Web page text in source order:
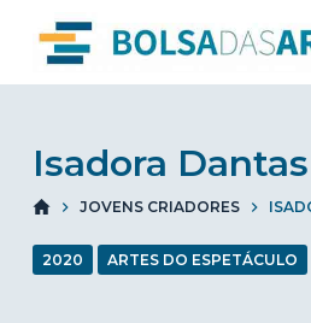
i
c
o
n
Isadora Dantas
JOVENS CRIADORES
2020 ARTES DO ESPETÁCULO